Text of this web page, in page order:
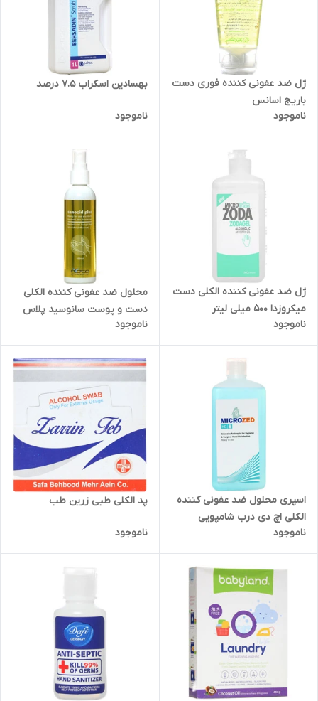
ژل ضد عفونی کننده فوری دست
باریج اسانس
ناموجود
بهسادین اسکراب 7.5 درصد
ناموجود
ژل ضد عفونی کننده الکلی دست
میکروزدا 500 میلی لیتر
ناموجود
محلول ضد عفونی کننده الکلی
دست و پوست سانوسید پلاس
ناموجود
اسپری محلول ضد عفونی کننده
الکلی اچ دی درب شامپویی
میکروزد
ناموجود
پد الکلی طبی زرین طب
ناموجود